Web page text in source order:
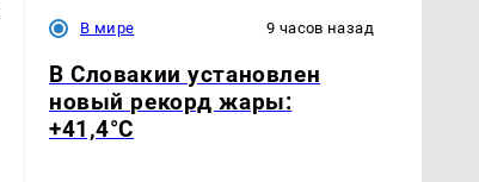
В мире 9 часов назад
В Словакии установлен
новый рекорд жары:
+41,4°С